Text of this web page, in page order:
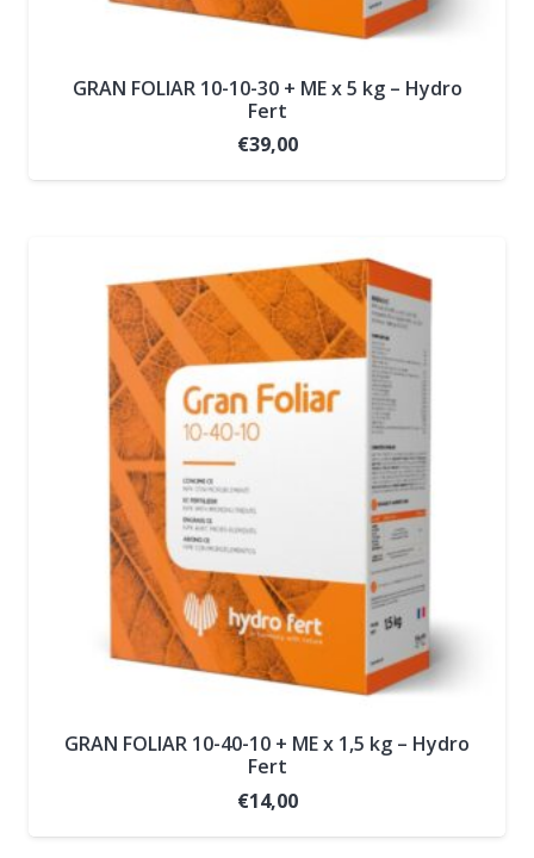
GRAN FOLIAR 10-10-30 + ME x 5 kg – Hydro
Fert
€39,00
GRAN FOLIAR 10-40-10 + ME x 1,5 kg – Hydro
Fert
€14,00